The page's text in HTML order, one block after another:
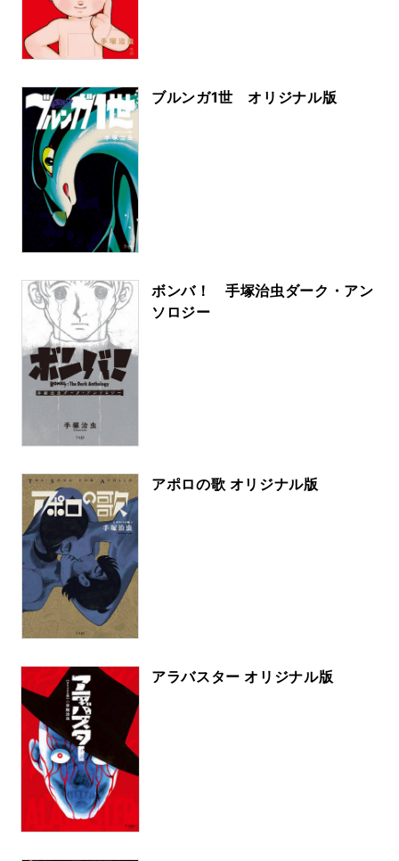
ブルンガ1世 オリジナル版
ボンバ！ 手塚治虫ダーク・アン
ソロジー
アポロの歌 オリジナル版
アラバスター オリジナル版